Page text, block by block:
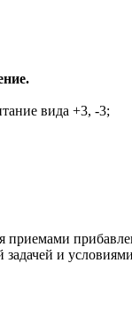
вида +3, -3;
приемами
и